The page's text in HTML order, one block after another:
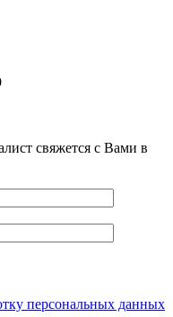
свяжется с Вами в
персональных данных